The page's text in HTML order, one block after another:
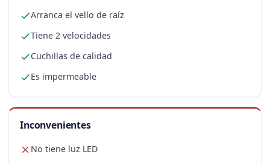
Arranca el vello de raíz
Tiene 2 velocidades
Cuchillas de calidad
Es impermeable
Inconvenientes
No tiene luz LED